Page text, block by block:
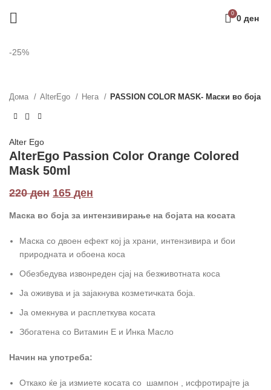
0 0 ден
-25%
Дома AlterEgo Нега PASSION COLOR MASK- Маски во боја
Alter Ego
AlterEgo Passion Color Orange Colored
Mask 50ml
220ден 165 ден
Маска во боја за интензивирање на бојата на косата
Маска со двоен ефект кој ја храни, интензивира и бои
природната и обоена коса
Обезбедува извонреден сјај на безживотната коса
Ја оживува и ја зајакнува козметичката боја.
Ја омекнува и расплеткува косата
Збогатена со Витамин Е и Инка Масло
Начин на употреба:
Откако ќе ја измиете косата со шампон , исфротирајте ја